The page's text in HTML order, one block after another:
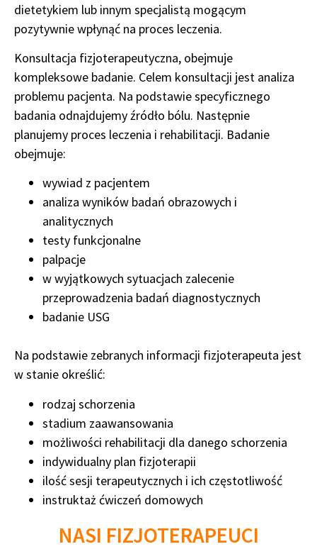
dietetykiem lub innym specjalistą mogącym
pozytywnie wpłynąć na proces leczenia.
Konsultacja fizjoterapeutyczna, obejmuje
kompleksowe badanie. Celem konsultacji jest analiza
problemu pacjenta. Na podstawie specyficznego
badania odnajdujemy źródło bólu. Następnie
planujemy proces leczenia i rehabilitacji. Badanie
obejmuje:
wywiad z pacjentem
analiza wyników badań obrazowych i
analitycznych
testy funkcjonalne
palpacje
w wyjątkowych sytuacjach zalecenie
przeprowadzenia badań diagnostycznych
badanie USG
Na podstawie zebranych informacji fizjoterapeuta jest
w stanie określić:
rodzaj schorzenia
stadium zaawansowania
możliwości rehabilitacji dla danego schorzenia
indywidualny plan fizjoterapii
ilość sesji terapeutycznych i ich częstotliwość
instruktaż ćwiczeń domowych
NASI FIZJOTERAPEUCI